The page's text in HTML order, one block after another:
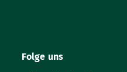
Folge uns